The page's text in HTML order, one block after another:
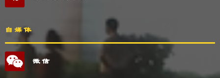
自媒体
微信